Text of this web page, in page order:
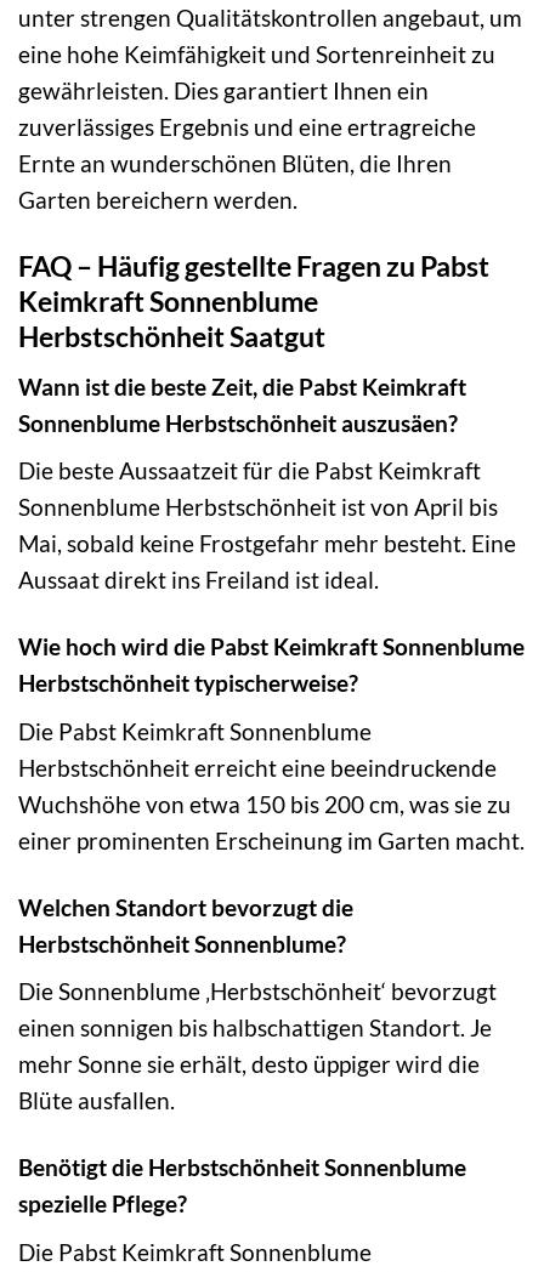
unter strengen Qualitätskontrollen angebaut, um
eine hohe Keimfähigkeit und Sortenreinheit zu
gewährleisten. Dies garantiert Ihnen ein
zuverlässiges Ergebnis und eine ertragreiche
Ernte an wunderschönen Blüten, die Ihren
Garten bereichern werden.
FAQ – Häufig gestellte Fragen zu Pabst
Keimkraft Sonnenblume
Herbstschönheit Saatgut
Wann ist die beste Zeit, die Pabst Keimkraft
Sonnenblume Herbstschönheit auszusäen?
Die beste Aussaatzeit für die Pabst Keimkraft
Sonnenblume Herbstschönheit ist von April bis
Mai, sobald keine Frostgefahr mehr besteht. Eine
Aussaat direkt ins Freiland ist ideal.
Wie hoch wird die Pabst Keimkraft Sonnenblume
Herbstschönheit typischerweise?
Die Pabst Keimkraft Sonnenblume
Herbstschönheit erreicht eine beeindruckende
Wuchshöhe von etwa 150 bis 200 cm, was sie zu
einer prominenten Erscheinung im Garten macht.
Welchen Standort bevorzugt die
Herbstschönheit Sonnenblume?
Die Sonnenblume ‚Herbstschönheit‘ bevorzugt
einen sonnigen bis halbschattigen Standort. Je
mehr Sonne sie erhält, desto üppiger wird die
Blüte ausfallen.
Benötigt die Herbstschönheit Sonnenblume
spezielle Pflege?
Die Pabst Keimkraft Sonnenblume